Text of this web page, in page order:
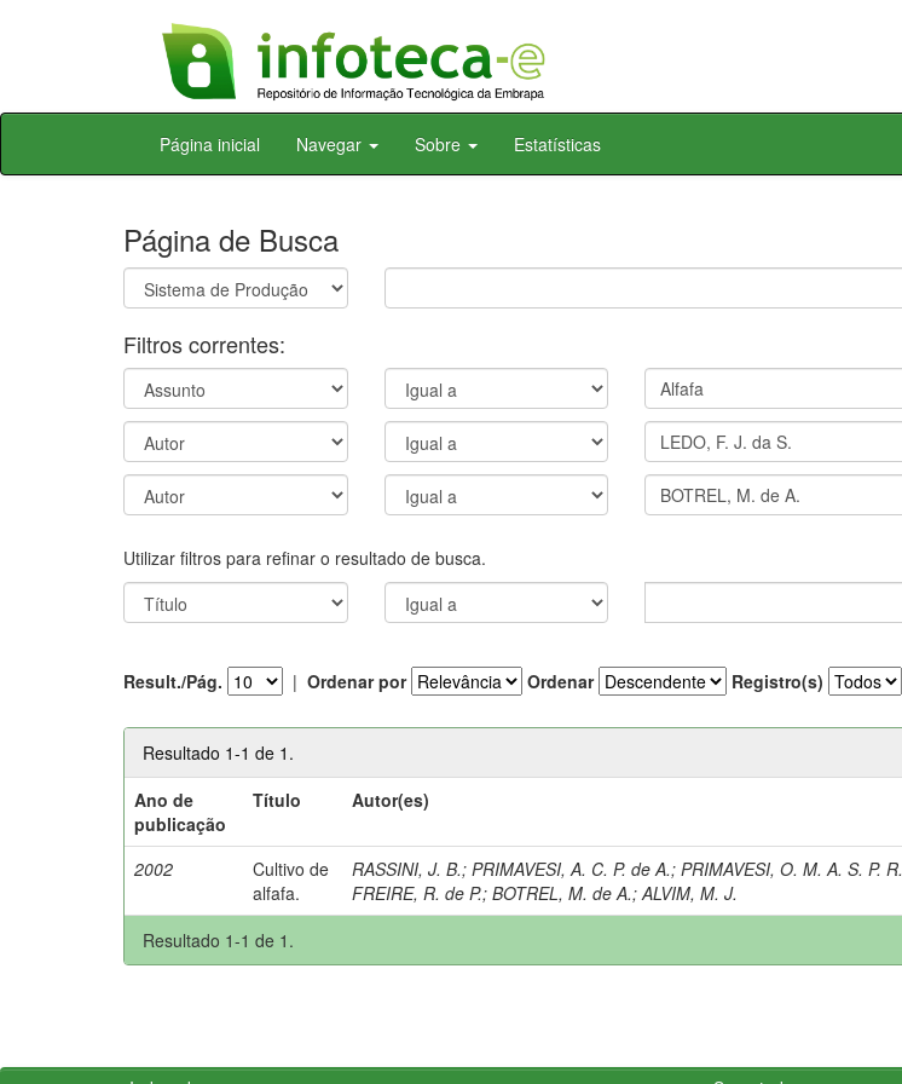
Skip
Página inicial Navegar Sobre Estatísticas
Página de Busca
Filtros correntes:
Utilizar filtros para refinar o resultado de busca.
Result./Pág. | Ordenar por Ordenar Registro(s)
Resultado 1-1 de 1.
Ano de
publicação
Título Autor(es)
2002
Cultivo de
alfafa.
RASSINI, J. B.;PRIMAVESI, A. C. P. de A.;PRIMAVESI, O. M. A. S. P. R.
FREIRE, R. de P.;BOTREL, M. de A.;ALVIM, M. J.
Resultado 1-1 de 1.